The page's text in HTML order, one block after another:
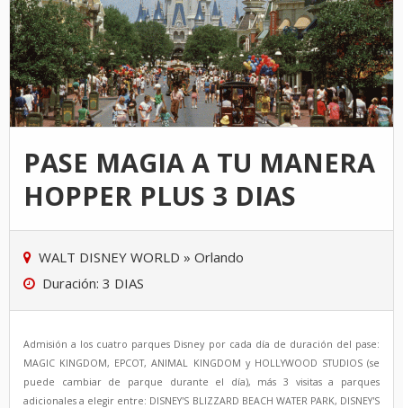
PASE MAGIA A TU MANERA
HOPPER PLUS 3 DIAS
WALT DISNEY WORLD » Orlando
Duración: 3 DIAS
Admisión a los cuatro parques Disney por cada día de duración del pase:
MAGIC KINGDOM, EPCOT, ANIMAL KINGDOM y HOLLYWOOD STUDIOS (se
puede cambiar de parque durante el día), más 3 visitas a parques
adicionales a elegir entre: DISNEY'S BLIZZARD BEACH WATER PARK, DISNEY'S